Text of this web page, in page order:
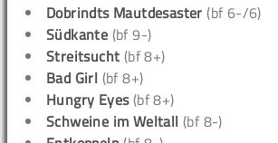
Dobrindts Mautdesaster (bf 6-/6)
Südkante (bf 9-)
Streitsucht (bf 8+)
Bad Girl (bf 8+)
Hungry Eyes(bf 8+)
Schweine im Weltall (bf 8-)